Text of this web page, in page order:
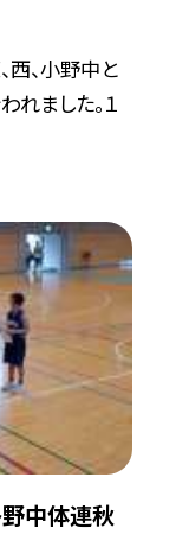
西、小野中と
れました。１
野中体連秋